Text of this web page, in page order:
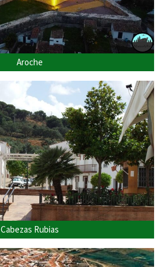
Aroche
Cabezas Rubias